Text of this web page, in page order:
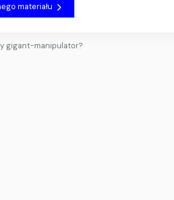
materiału
gigant-manipulator?